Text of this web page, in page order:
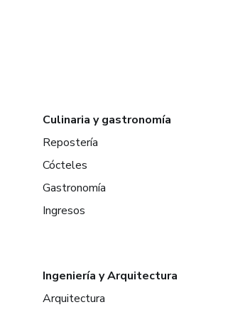
Culinaria y gastronomía
Repostería
Cócteles
Gastronomía
Ingresos
Ingeniería y Arquitectura
Arquitectura